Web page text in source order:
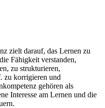
zielt darauf, das Lernen zu
Fähigkeit verstanden,
zu strukturieren,
zu korrigieren und
gehören als
Interesse am Lernen und die